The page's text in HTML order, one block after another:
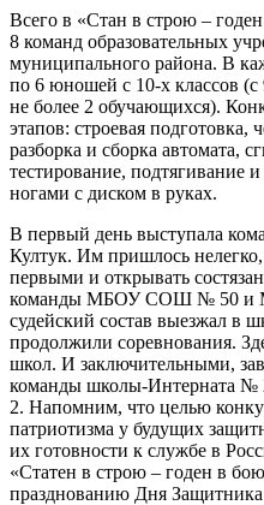
Всего в «Стан в строю –
8 команд образовательных
муниципального района. В
по 6 юношей с 10-х классов (с
не более 2 обучающихся).
этапов: строевая
разборка и сборка автомата,
тестирование, подтягивание
ногами с диском в руках.
В первый день выступала
Култук. Им пришлось
первыми и открывать
команды МБОУ СОШ № 50 и
судейский состав выезжал в
продолжили соревнования.
школ. И заключительными,
команды школы-
2. Напомним, что целью
патриотизма у будущих
их готовности к службе в
«Статен в строю – годен в
празднованию Дня Защитника